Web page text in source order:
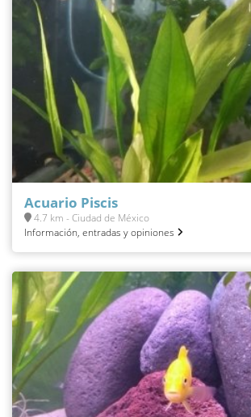
Acuario Piscis
4.7 km - Ciudad de México
Información, entradas y opiniones